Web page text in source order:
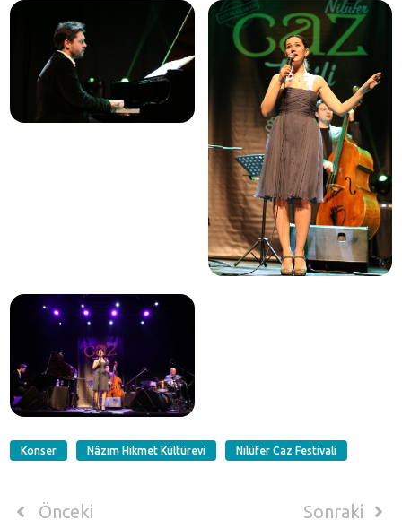
Konser Nâzım Hikmet Kültürevi Nilüfer Caz Festivali
Önceki Sonraki